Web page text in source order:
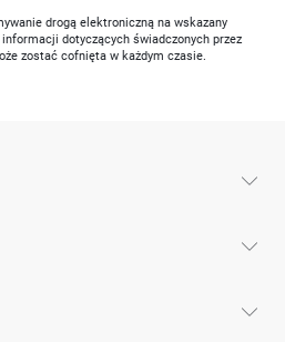
drogą elektroniczną na wskazany
dotyczących świadczonych przez
zostać cofnięta w każdym czasie.